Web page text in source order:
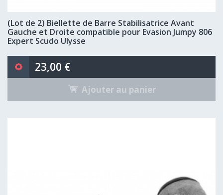
(Lot de 2) Biellette de Barre Stabilisatrice Avant
Gauche et Droite compatible pour Evasion Jumpy 806
Expert Scudo Ulysse
23,00 €
Ajouter au panier